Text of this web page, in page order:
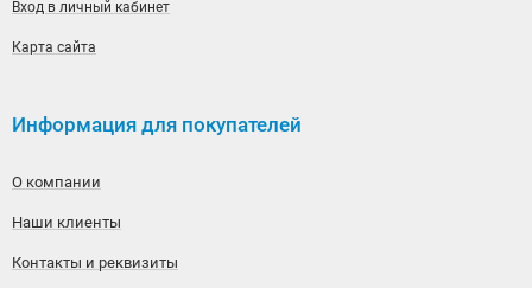
Вход в личный кабинет
Карта сайта
Информация для покупателей
О компании
Наши клиенты
Контакты и реквизиты